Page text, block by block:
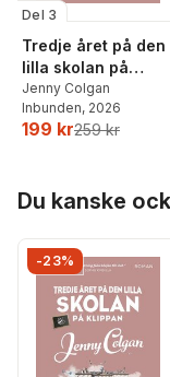
Del 3
Tredje året på den
lilla skolan på
klippan
Jenny Colgan
Inbunden, 2026
199 kr259 kr
Du kanske
-23%